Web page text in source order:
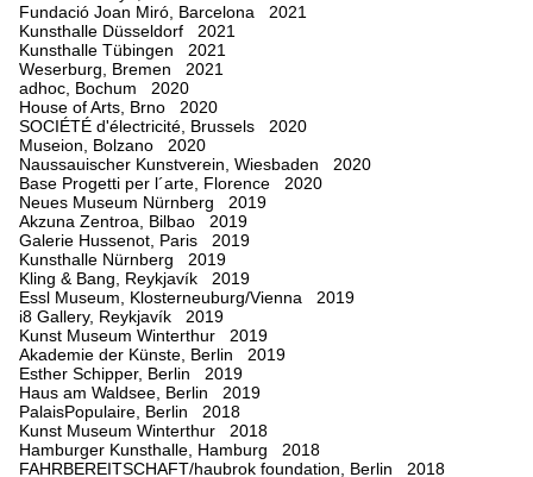
Fundació Joan Miró, Barcelona 2021
Kunsthalle Düsseldorf 2021
Kunsthalle Tübingen 2021
Weserburg, Bremen 2021
adhoc, Bochum 2020
House of Arts, Brno 2020
SOCIÉTÉ d'électricité, Brussels 2020
Museion, Bolzano 2020
Naussauischer Kunstverein, Wiesbaden 2020
Base Progetti per l´arte, Florence 2020
Neues Museum Nürnberg 2019
Akzuna Zentroa, Bilbao 2019
Galerie Hussenot, Paris 2019
Kunsthalle Nürnberg 2019
Kling & Bang, Reykjavík 2019
Essl Museum, Klosterneuburg/Vienna 2019
i8 Gallery, Reykjavík 2019
Kunst Museum Winterthur 2019
Akademie der Künste, Berlin 2019
Esther Schipper, Berlin 2019
Haus am Waldsee, Berlin 2019
PalaisPopulaire, Berlin 2018
Kunst Museum Winterthur 2018
Hamburger Kunsthalle, Hamburg 2018
FAHRBEREITSCHAFT/haubrok foundation, Berlin 2018